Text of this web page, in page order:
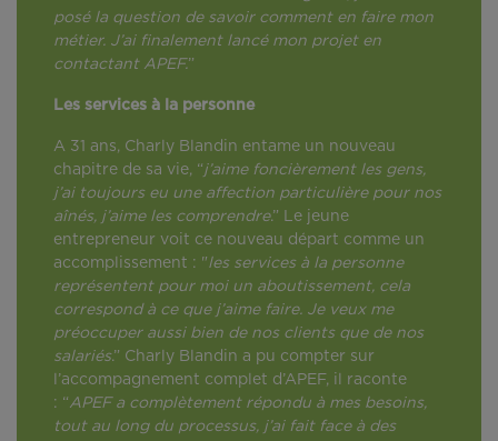
posé la question de savoir comment en faire mon
métier. J’ai finalement lancé mon projet en
contactant APEF.”
Les services à la personne
A 31 ans, Charly Blandin entame un nouveau
chapitre de sa vie, “j’aime foncièrement les gens,
j’ai toujours eu une affection particulière pour nos
aînés, j’aime les comprendre.” Le jeune
entrepreneur voit ce nouveau départ comme un
accomplissement : "les services à la personne
représentent pour moi un aboutissement, cela
correspond à ce que j’aime faire. Je veux me
préoccuper aussi bien de nos clients que de nos
salariés.” Charly Blandin a pu compter sur
l’accompagnement complet d’APEF, il raconte
: “APEF a complètement répondu à mes besoins,
tout au long du processus, j’ai fait face à des